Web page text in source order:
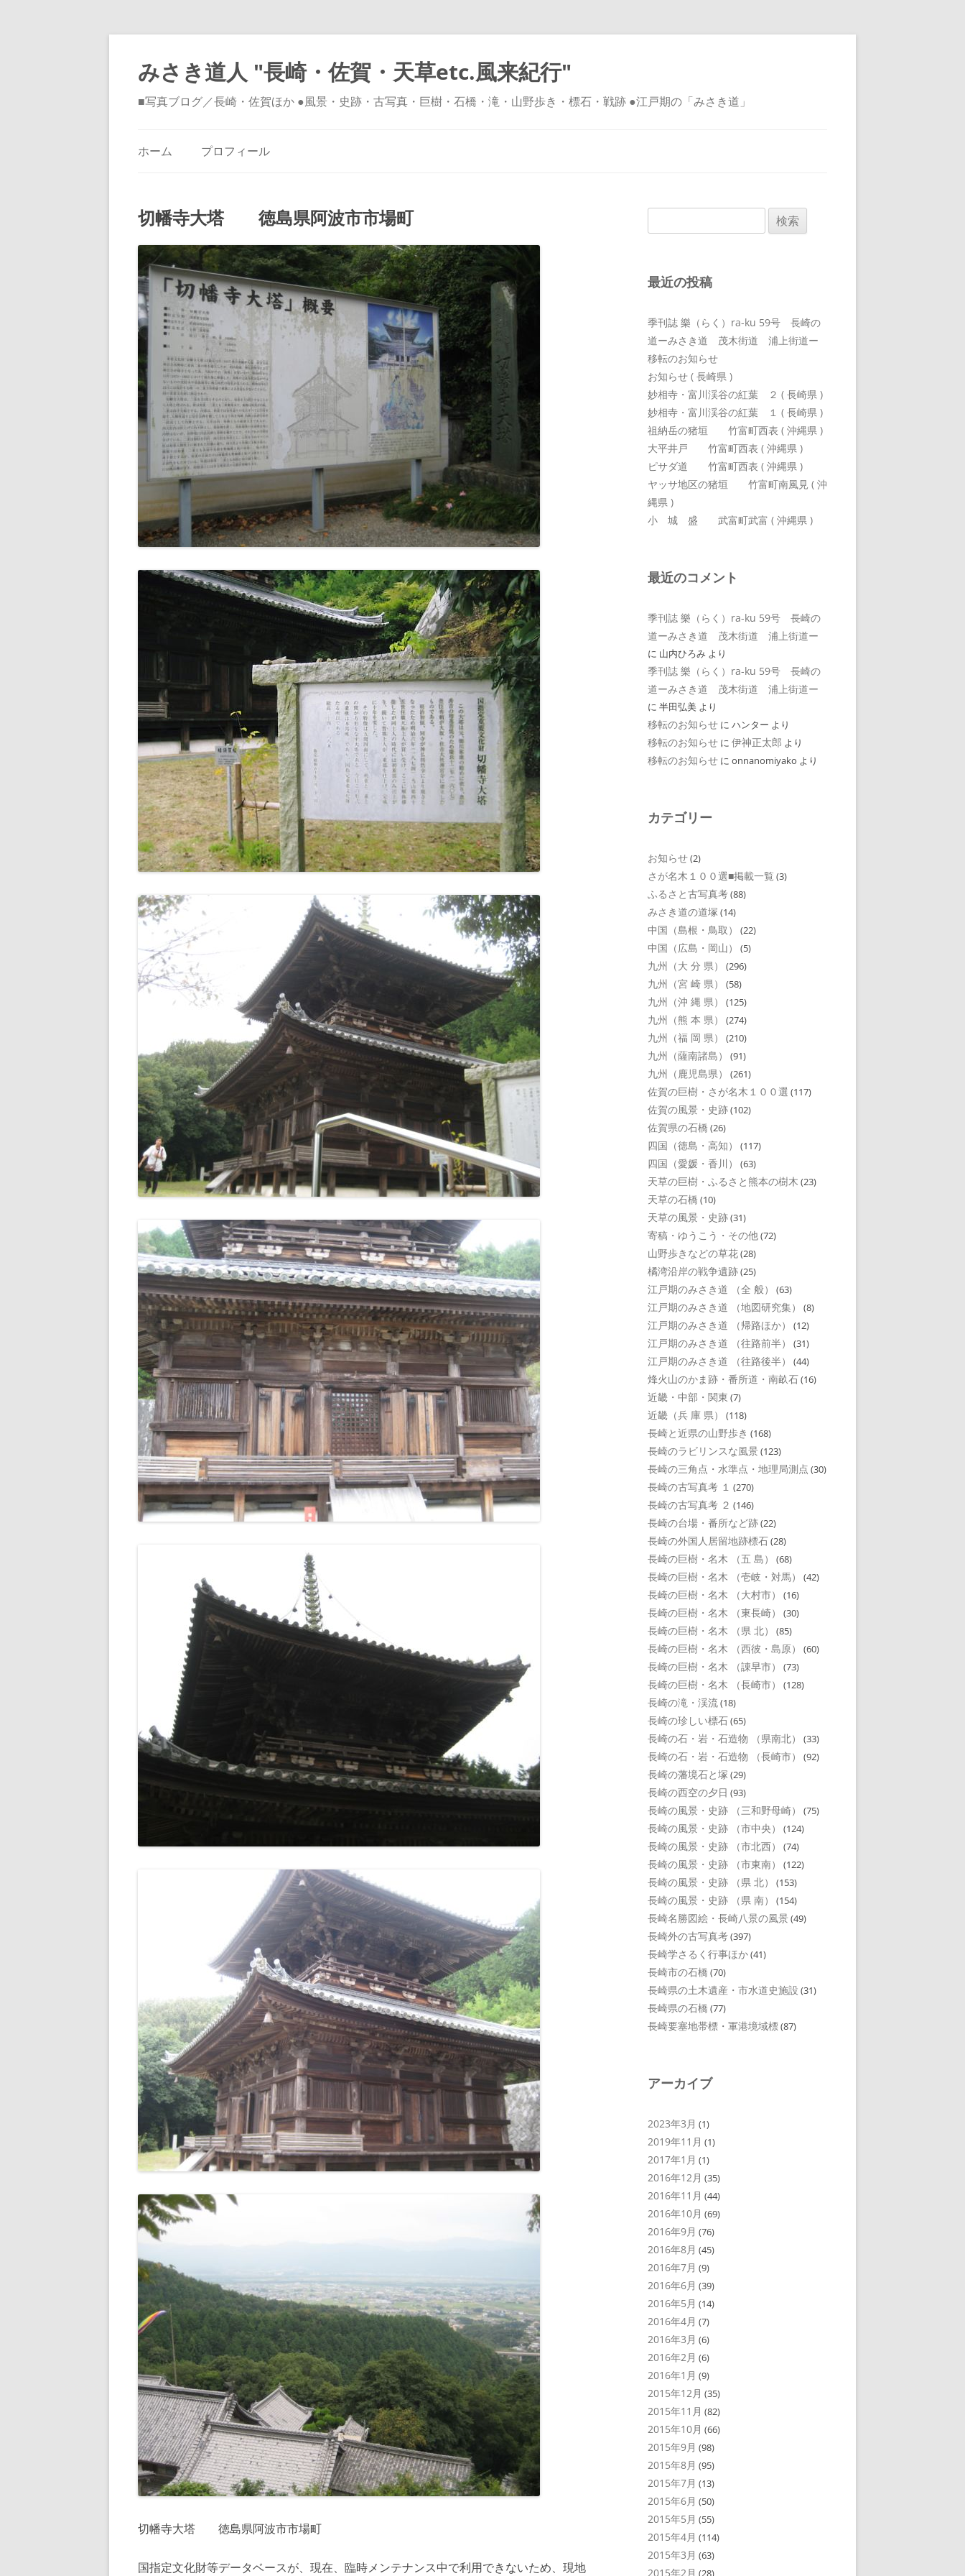
みさき道人 "長崎・佐賀・天草etc.風来紀行"
■写真ブログ／長崎・佐賀ほか ●風景・史跡・古写真・巨樹・石橋・滝・山野歩き・標石・戦跡 ●江戸期の「みさき道」
ホーム プロフィール
切幡寺大塔 徳島県阿波市市場町
切幡寺大塔 徳島県阿波市市場町
国指定文化財等データベースが、現在、臨時メンテナンス中で利用できないため、現地
索:
最近の投稿
季刊誌 樂（らく）ra-ku 59号 長崎の
道ーみさき道 茂木街道 浦上街道ー
移転のお知らせ
お知らせ ( 長崎県 )
妙相寺・富川渓谷の紅葉 ２ ( 長崎県 )
妙相寺・富川渓谷の紅葉 １ ( 長崎県 )
祖納岳の猪垣 竹富町西表 ( 沖縄県 )
大平井戸 竹富町西表 ( 沖縄県 )
ピサダ道 竹富町西表 ( 沖縄県 )
ヤッサ地区の猪垣 竹富町南風見 ( 沖
縄県 )
小 城 盛 武富町武富 ( 沖縄県 )
最近のコメント
季刊誌 樂（らく）ra-ku 59号 長崎の
道ーみさき道 茂木街道 浦上街道ー
に 山内ひろみ より
季刊誌 樂（らく）ra-ku 59号 長崎の
道ーみさき道 茂木街道 浦上街道ー
に 半田弘美 より
移転のお知らせ に ハンター より
移転のお知らせ に 伊神正太郎 より
移転のお知らせ に onnanomiyako より
カテゴリー
お知らせ(2)
さが名木１００選■掲載一覧 (3)
ふるさと古写真考(88)
みさき道の道塚 (14)
中国（島根・鳥取） (22)
中国（広島・岡山） (5)
九州（大 分 県） (296)
九州（宮 崎 県） (58)
九州（沖 縄 県） (125)
九州（熊 本 県） (274)
九州（福 岡 県） (210)
九州（薩南諸島） (91)
九州（鹿児島県） (261)
佐賀の巨樹・さが名木１００選 (117)
佐賀の風景・史跡(102)
佐賀県の石橋 (26)
四国（徳島・高知） (117)
四国（愛媛・香川） (63)
天草の巨樹・ふるさと熊本の樹木 (23)
天草の石橋 (10)
天草の風景・史跡(31)
寄稿・ゆうこう・その他(72)
山野歩きなどの草花(28)
橘湾沿岸の戦争遺跡(25)
江戸期のみさき道 （全 般） (63)
江戸期のみさき道 （地図研究集） (8)
江戸期のみさき道 （帰路ほか） (12)
江戸期のみさき道 （往路前半） (31)
江戸期のみさき道 （往路後半） (44)
烽火山のかま跡・番所道・南畝石(16)
近畿・中部・関東 (7)
近畿（兵 庫 県） (118)
長崎と近県の山野歩き (168)
長崎のラビリンスな風景 (123)
長崎の三角点・水準点・地理局測点 (30)
長崎の古写真考 １ (270)
長崎の古写真考 ２ (146)
長崎の台場・番所など跡(22)
長崎の外国人居留地跡標石(28)
長崎の巨樹・名木 （五 島） (68)
長崎の巨樹・名木 （壱岐・対馬） (42)
長崎の巨樹・名木 （大村市） (16)
長崎の巨樹・名木 （東長崎） (30)
長崎の巨樹・名木 （県 北） (85)
長崎の巨樹・名木 （西彼・島原） (60)
長崎の巨樹・名木 （諌早市） (73)
長崎の巨樹・名木 （長崎市） (128)
長崎の滝・渓流(18)
長崎の珍しい標石(65)
長崎の石・岩・石造物 （県南北） (33)
長崎の石・岩・石造物 （長崎市） (92)
長崎の藩境石と塚 (29)
長崎の西空の夕日 (93)
長崎の風景・史跡 （三和野母崎） (75)
長崎の風景・史跡 （市中央） (124)
長崎の風景・史跡 （市北西） (74)
長崎の風景・史跡 （市東南） (122)
長崎の風景・史跡 （県 北） (153)
長崎の風景・史跡 （県 南） (154)
長崎名勝図絵・長崎八景の風景 (49)
長崎外の古写真考(397)
長崎学さるく行事ほか(41)
長崎市の石橋 (70)
長崎県の土木遺産・市水道史施設 (31)
長崎県の石橋 (77)
長崎要塞地帯標・軍港境域標(87)
アーカイブ
2023年3月 (1)
2019年11月 (1)
2017年1月 (1)
2016年12月 (35)
2016年11月 (44)
2016年10月 (69)
2016年9月 (76)
2016年8月 (45)
2016年7月 (9)
2016年6月 (39)
2016年5月 (14)
2016年4月 (7)
2016年3月 (6)
2016年2月 (6)
2016年1月 (9)
2015年12月 (35)
2015年11月 (82)
2015年10月 (66)
2015年9月 (98)
2015年8月 (95)
2015年7月 (13)
2015年6月 (50)
2015年5月 (55)
2015年4月 (114)
2015年3月 (63)
2015年2月 (28)